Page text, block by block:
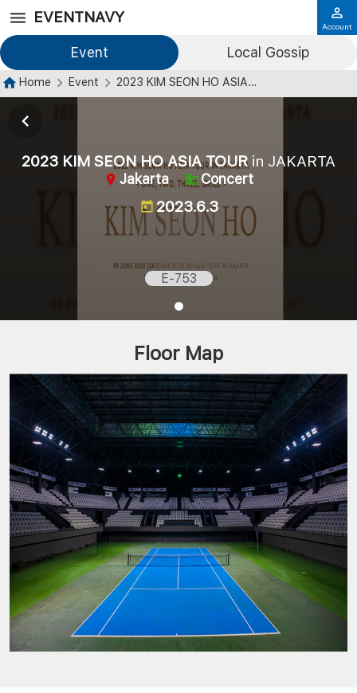
EVENTNAVY
Event Local Gossip
Account
Home Event 2023 KIM SEON HO ASIA TOUR
2023 KIM SEON HO ASIA TOUR in JAKARTA
Jakarta Concert
2023.6.3
E-753
Floor Map